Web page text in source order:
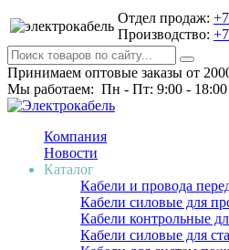
Отдел продаж:
Производство:
Принимаем оптовые заказы от
Мы работаем: Пн - Пт: 9:00 - 18:00
Компания
Новости
Каталог
Кабели и провода
Кабели силовые для
Кабели контрольные
Кабели силовые для